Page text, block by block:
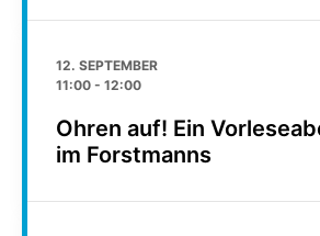
12. SEPTEMBER
11:00 - 12:00
Ohren auf! Ein
im Forstmanns